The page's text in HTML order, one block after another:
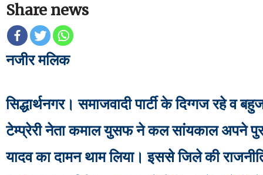
Share news
नजीर मलिक
सिद्धार्थनगर। समाजवादी पार्टी के दिग्गज रहे व
टेम्प्रेरी नेता कमाल युसफ ने कल सांयकाल अपने
यादव का दामन थाम लिया। इससे जिले की